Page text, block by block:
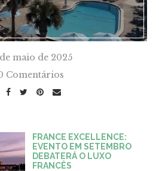
maio de 2025
Comentários
FRANCE EXCELLENCE:
EVENTO EM SETEMBRO
DEBATERÁ O LUXO
FRANCÊS